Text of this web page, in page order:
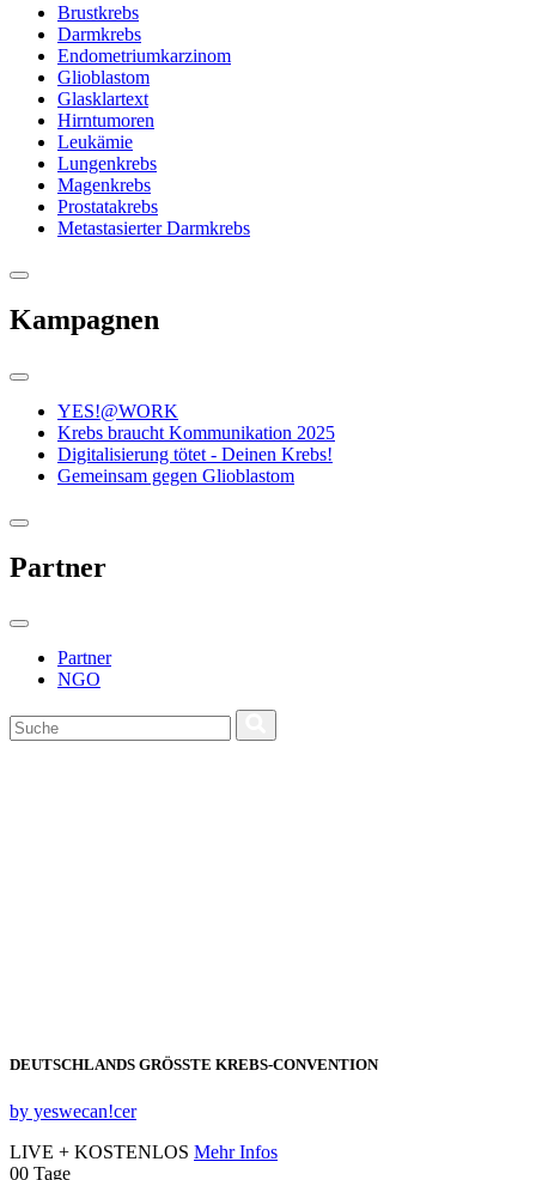
Brustkrebs
Darmkrebs
Endometriumkarzinom
Glioblastom
Glasklartext
Hirntumoren
Leukämie
Lungenkrebs
Magenkrebs
Prostatakrebs
Metastasierter Darmkrebs
Kampagnen
YES!@WORK
Krebs braucht Kommunikation 2025
Digitalisierung tötet - Deinen Krebs!
Gemeinsam gegen Glioblastom
Partner
Partner
NGO
DEUTSCHLANDS GRÖSSTE KREBS‑CONVENTION
by yeswecan!cer
LIVE + KOSTENLOS Mehr Infos
00 Tage